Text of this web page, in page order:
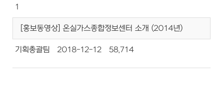
1
[홍보동영상] 온실가스종합정보센터 소개 (2014년)
기획총괄팀 2018-12-12 58,714